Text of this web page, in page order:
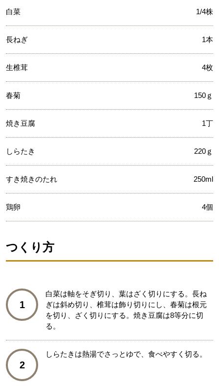
白菜 1/4株
長ねぎ 1本
生椎茸 4枚
春菊 150ｇ
焼き豆腐 1丁
しらたき 220ｇ
すき焼きのたれ 250ml
鶏卵 4個
つくり方
1
白菜は軸をそぎ切り、葉はざく切りにする。長ね
ぎは斜め切り、椎茸は飾り切りにし、春菊は根元
を切り、ざく切りにする。焼き豆腐は8等分に切
る。
2
しらたきは熱湯でさっとゆで、食べやすく切る。